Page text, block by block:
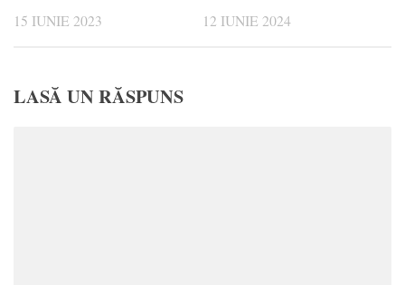
15 IUNIE 2023 12 IUNIE 2024
LASĂ UN RĂSPUNS